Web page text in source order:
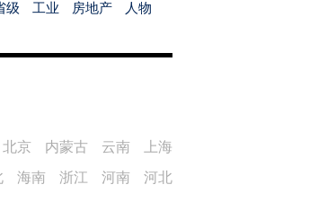
级 工业 房地产 人物
上海
云南
内蒙古
北京
河北
河南
浙江
海南